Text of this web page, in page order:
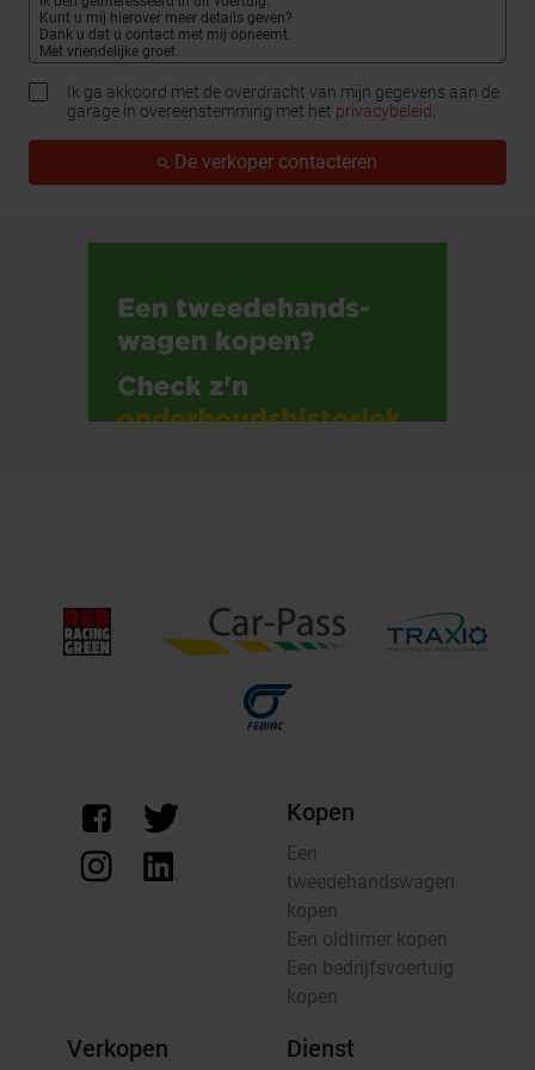
Ik ga akkoord met de overdracht van mijn gegevens aan de
garage in overeenstemming met het privacybeleid.
De verkoper contacteren
Kopen
Een
tweedehandswagen
kopen
Een oldtimer kopen
Een bedrijfsvoertuig
kopen
Verkopen Dienst